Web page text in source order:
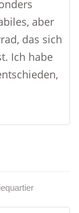
aber
das sich
Ich habe